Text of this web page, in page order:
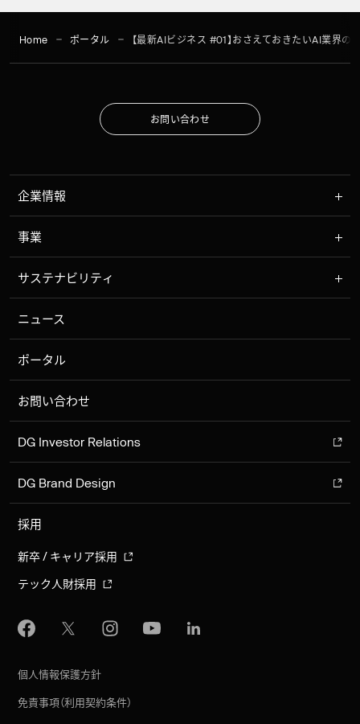
Home ポータル 【最新AIビジネス #01】おさえておきたいAI業界
お問 い合わせ
企業情報
事業
サステナビリティ
ニュース
ポータル
お問い合わせ
DG Investor Relations
DG Brand Design
採用
新卒 / キャリア採用
テック人財採用
個人情報保護方針
免責事項（利用契約条件）